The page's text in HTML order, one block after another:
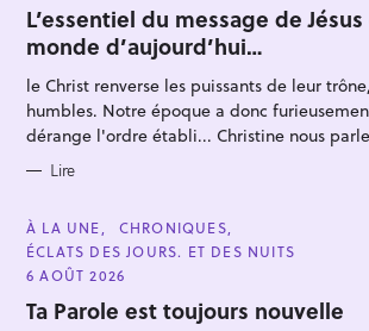
T
E
G
O
R
I
E
S
L’essentiel du message de
monde d’aujourd’hui…
le Christ renverse les puissants de leur
humbles. Notre époque a donc
dérange l'ordre établi... Christine nous
Lire
C
A
T
E
G
O
R
À LA UNE
CHRONIQUES
ÉCLATS DES JOURS. ET DES NUITS
6 AOÛT 2026
Ta Parole est toujours nouvelle